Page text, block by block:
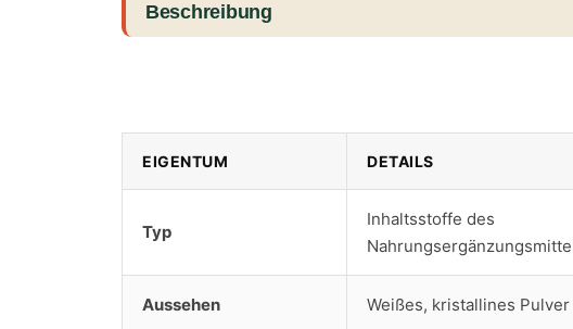
Beschreibung
EIGENTUM DETAILS
Typ
Inhaltsstoffe des
Aussehen Weißes, kristallines Pulver